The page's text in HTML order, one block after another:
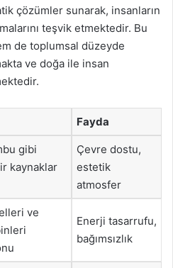
çözümler sunarak, insanların
teşvik etmektedir. Bu
de toplumsal düzeyde
ve doğa ile insan
Fayda
gibi
kaynaklar
Çevre dostu,
estetik
atmosfer
ve
Enerji tasarrufu,
bağımsızlık